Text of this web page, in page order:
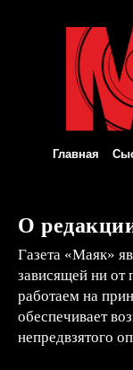
Главная
О
Газета «Маяк»
зависящей ни от
работаем на
обеспечивает
непредвзятого